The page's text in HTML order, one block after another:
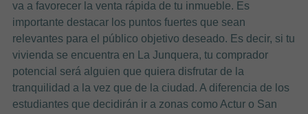
va a favorecer la venta rápida de tu inmueble. Es
importante destacar los puntos fuertes que sean
relevantes para el público objetivo deseado. Es decir, si tu
vivienda se encuentra en La Junquera, tu comprador
potencial será alguien que quiera disfrutar de la
tranquilidad a la vez que de la ciudad. A diferencia de los
estudiantes que decidirán ir a zonas como Actur o San